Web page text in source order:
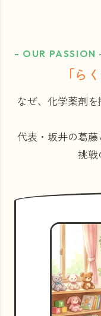
- OUR PASSION
「ら
なぜ、化学薬剤
代表・坂井の葛
挑戦